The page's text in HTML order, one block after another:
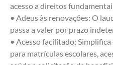
acesso a direitos
• Adeus às renovações: O
passa a valer por prazo
• Acesso facilitado:
para matrículas escolares,